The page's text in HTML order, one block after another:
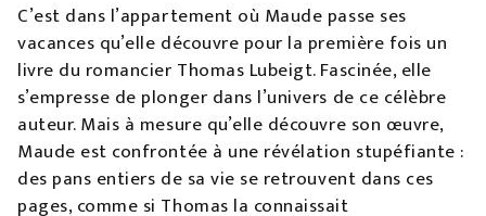
C’est dans l’appartement où Maude passe ses
vacances qu’elle découvre pour la première fois un
livre du romancier Thomas Lubeigt. Fascinée, elle
s’empresse de plonger dans l’univers de ce célèbre
auteur. Mais à mesure qu’elle découvre son œuvre,
Maude est confrontée à une révélation stupéfiante :
des pans entiers de sa vie se retrouvent dans ces
pages, comme si Thomas la connaissait